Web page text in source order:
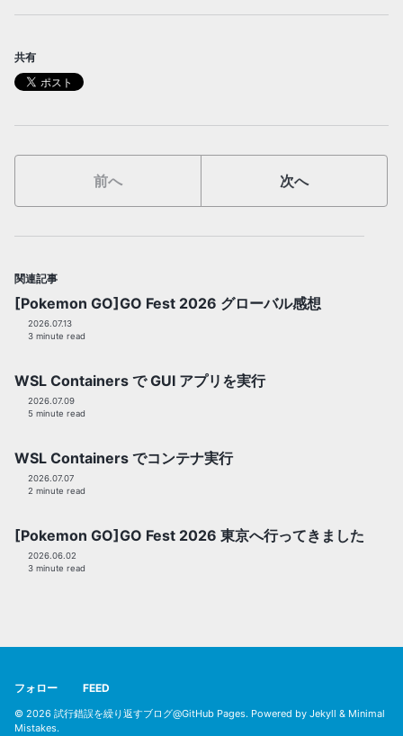
共有
前へ 次へ
関連記事
[Pokemon GO]GO Fest 2026 グローバル感想
2026.07.13
3 minute read
WSL Containers で GUI アプリを実行
2026.07.09
5 minute read
WSL Containers でコンテナ実行
2026.07.07
2 minute read
[Pokemon GO]GO Fest 2026 東京へ行ってきました
2026.06.02
3 minute read
フォロー FEED
© 2026 試行錯誤を繰り返すブログ@GitHub Pages. Powered by Jekyll & Minimal
Mistakes.